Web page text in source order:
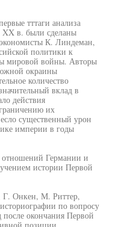
тттаги анализа
XX в. были сделаны
К. Линдеман,
политики к
мировой войны. Авторы
окраины
количество
вклад в
действия
их
существенный урон
империи в годы
отношений Германии и
истории Первой
Г. Онкен, М. Риттер,
по вопросу
окончания Первой